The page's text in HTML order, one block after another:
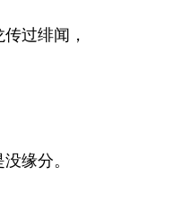
过绯闻，
缘分。